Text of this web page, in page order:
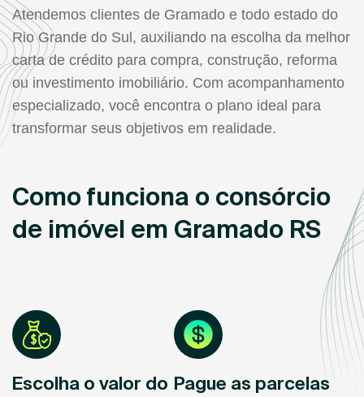
Atendemos clientes de Gramado e todo estado do
Rio Grande do Sul, auxiliando na escolha da melhor
carta de crédito para compra, construção, reforma
ou investimento imobiliário. Com acompanhamento
especializado, você encontra o plano ideal para
transformar seus objetivos em realidade.
Como funciona o consórcio
de imóvel em Gramado RS
Escolha o valor do Pague as parcelas